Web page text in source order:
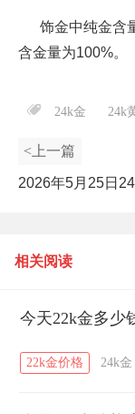
饰金中纯金含
含金量为100%。
24k金 24k
<上一篇
2026年5月25日
相关阅读
今天22k金多少
22k金价格 24k金